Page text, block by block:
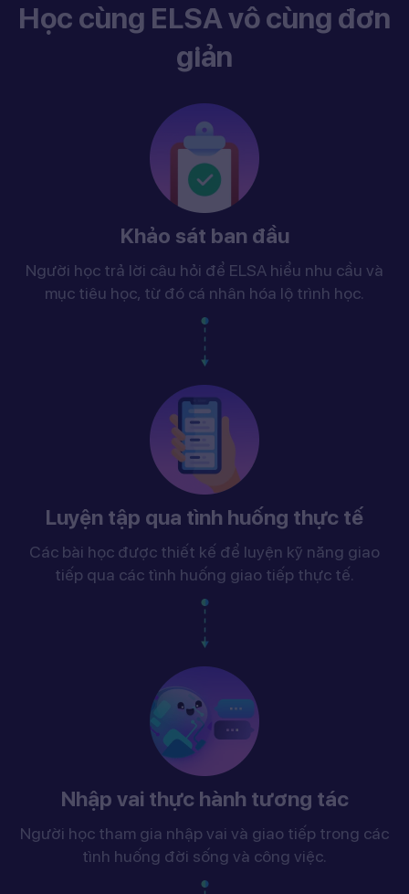
Học cùng ELSA vô cùng đơn
giản
Khảo sát ban đầu
Người học trả lời câu hỏi để ELSA hiểu nhu cầu và
mục tiêu học, từ đó cá nhân hóa lộ trình học.
Luyện tập qua tình huống thực tế
Các bài học được thiết kế để luyện kỹ năng giao
tiếp qua các tình huống giao tiếp thực tế.
Nhập vai thực hành tương tác
Người học tham gia nhập vai và giao tiếp trong các
tình huống đời sống và công việc.